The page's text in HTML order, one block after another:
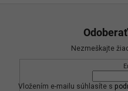
Nezmeškajte
Vložením e-mailu súhlasíte s